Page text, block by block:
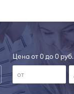
Цена от 0 до 0 руб.